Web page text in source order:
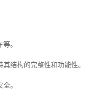
。
结构的完整性和功能性。
。